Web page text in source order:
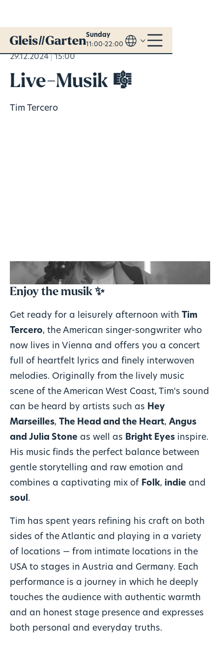
Sunday
11:00-22:00
29.12.2024 15:00
Live-Musik 🎼
Tim Tercero
Enjoy the musik ✨
Get ready for a leisurely afternoon with Tim
Tercero, the American singer-songwriter who
now lives in Vienna and offers you a concert
full of heartfelt lyrics and finely interwoven
melodies. Originally from the lively music
scene of the American West Coast, Tim's sound
can be heard by artists such as Hey
Marseilles, The Head and the Heart, Angus
and Julia Stone as well as Bright Eyesinspire.
His music finds the perfect balance between
gentle storytelling and raw emotion and
combines a captivating mix of Folk, indie and
soul.
Tim has spent years refining his craft on both
sides of the Atlantic and playing in a variety
of locations — from intimate locations in the
USA to stages in Austria and Germany. Each
performance is a journey in which he deeply
touches the audience with authentic warmth
and an honest stage presence and expresses
both personal and everyday truths.